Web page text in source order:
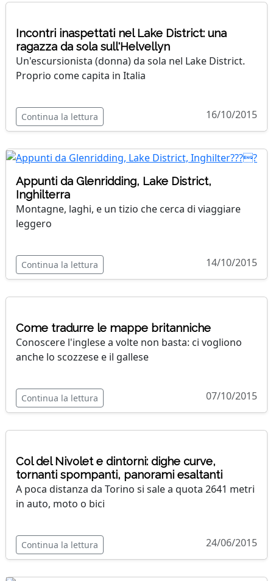
Incontri inaspettati nel Lake District: una
ragazza da sola sull'Helvellyn
Un'escursionista (donna) da sola nel Lake District.
Proprio come capita in Italia
Continua la lettura 16/10/2015
Appunti da Glenridding, Lake District,
Inghilterra
Montagne, laghi, e un tizio che cerca di viaggiare
leggero
Continua la lettura 14/10/2015
Come tradurre le mappe britanniche
Conoscere l'inglese a volte non basta: ci vogliono
anche lo scozzese e il gallese
Continua la lettura 07/10/2015
Col del Nivolet e dintorni: dighe curve,
tornanti spompanti, panorami esaltanti
A poca distanza da Torino si sale a quota 2641 metri
in auto, moto o bici
Continua la lettura 24/06/2015